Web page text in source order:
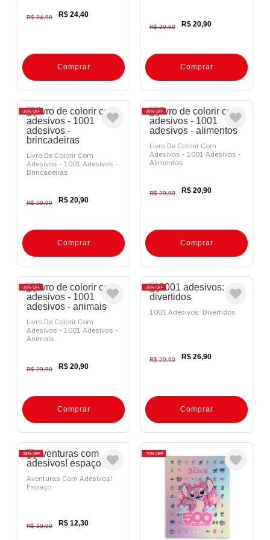
R$ 34,90 R$ 24,40
Comprar
R$ 29,90 R$ 20,90
Comprar
30% OFF
Livro De Colorir Com
Adesivos - 1001 Adesivos -
Brincadeiras
R$ 29,90 R$ 20,90
Comprar
30% OFF
Livro De Colorir Com
Adesivos - 1001 Adesivos -
Alimentos
R$ 29,90 R$ 20,90
Comprar
30% OFF
Livro De Colorir Com
Adesivos - 1001 Adesivos -
Animais
R$ 29,90 R$ 20,90
Comprar
10% OFF
1001 Adesivos: Divertidos
R$ 29,90 R$ 26,90
Comprar
38% OFF
Aventuras Com Adesivos!
Espaço
R$ 19,90 R$ 12,30
70% OFF